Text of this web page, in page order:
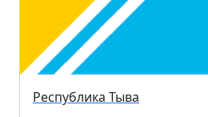
Республика Тыва